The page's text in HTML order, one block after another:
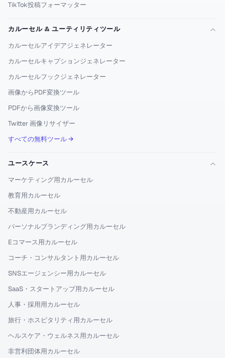
TikTok投稿フォーマッター
カルーセル & ユーティリティツール
カルーセルアイデアジェネレーター
カルーセルキャプションジェネレーター
カルーセルフックジェネレーター
画像からPDF変換ツール
PDFから画像変換ツール
Twitter 画像リサイザー
すべての無料ツール →
ユースケース
マーケティング用カルーセル
教育用カルーセル
不動産用カルーセル
パーソナルブランディング用カルーセル
Eコマース用カルーセル
コーチ・コンサルタント用カルーセル
SNSエージェンシー用カルーセル
SaaS・スタートアップ用カルーセル
人事・採用用カルーセル
旅行・ホスピタリティ用カルーセル
ヘルスケア・ウェルネス用カルーセル
非営利団体用カルーセル